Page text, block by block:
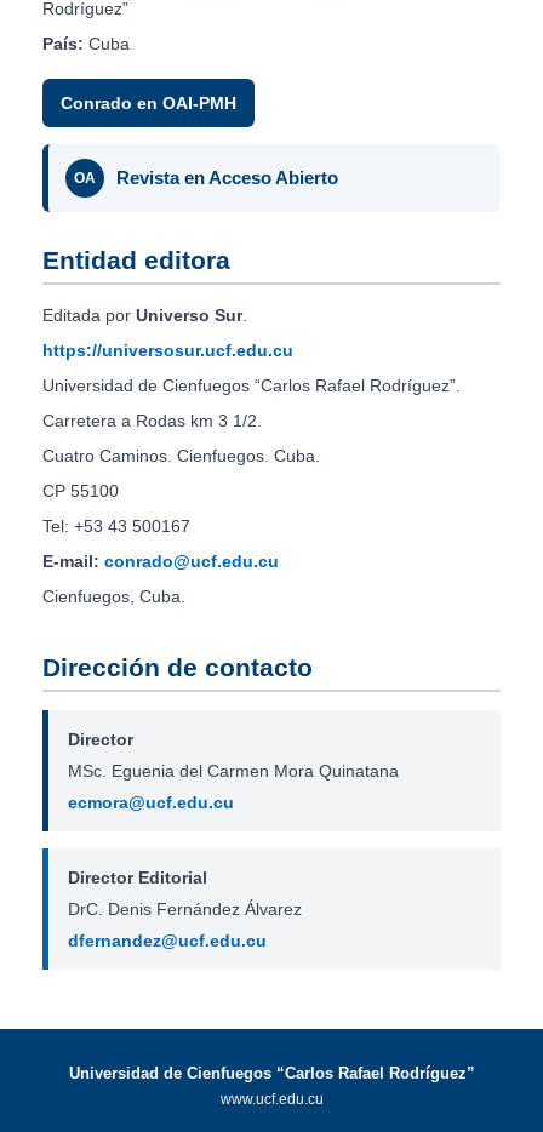
Rodríguez”
País: Cuba
Conrado en OAI-PMH
OA Revista en Acceso Abierto
Entidad editora
Editada por Universo Sur.
https://universosur.ucf.edu.cu
Universidad de Cienfuegos “Carlos Rafael Rodríguez”.
Carretera a Rodas km 3 1/2.
Cuatro Caminos. Cienfuegos. Cuba.
CP 55100
Tel: +53 43 500167
E-mail: conrado@ucf.edu.cu
Cienfuegos, Cuba.
Dirección de contacto
Director
MSc. Eguenia del Carmen Mora Quinatana
ecmora@ucf.edu.cu
Director Editorial
DrC. Denis Fernández Álvarez
dfernandez@ucf.edu.cu
Universidad de Cienfuegos “Carlos Rafael Rodríguez”
www.ucf.edu.cu